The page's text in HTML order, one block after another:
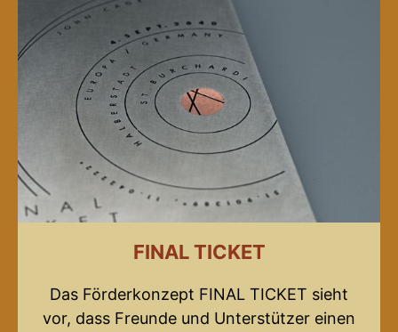
FINAL TICKET
Das Förderkonzept FINAL TICKET sieht
vor, dass Freunde und Unterstützer einen